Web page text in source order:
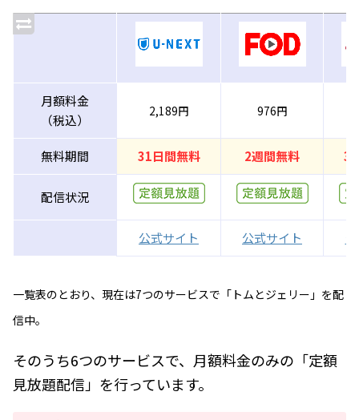
月額料金
（税込）
2,189円 976円
無料期間 31日間無料 2週間無料
配信状況
公式サイト 公式サイト
一覧表のとおり、現在は7つのサービスで「トムとジェリー」を配
信中。
そのうち6つのサービスで、月額料金のみの「定額
見放題配信」を行っています。